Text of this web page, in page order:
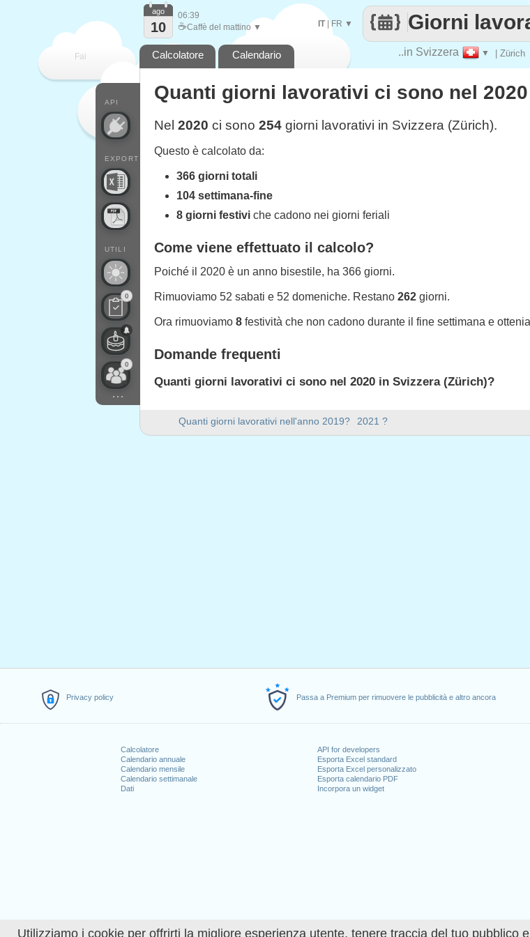
Utilizziamo i cookie per offrirti la migliore esperienza utente, tenere traccia del tuo pubblico
Privacy policy Passa a Premium per rimuovere le pubblicità e altro ancora
Calcolatore
Calendario annuale
Calendario mensile
Calendario settimanale
Dati
API for developers
Esporta Excel standard
Esporta Excel personalizzato
Esporta calendario PDF
Incorpora un widget
Fai
contare
..in Svizzera ▼ | Zürich
Giorni
IT|FR ▼
API
EXPORT
UTILI
0
0
...
ago
10
06:39
☕Caffè del mattino ▼
Calcolatore Calendario
Quanti giorni lavorativi nell'anno 2019? 2021 ?
Quanti giorni lavorativi ci sono nel
Nel 2020 ci sono 254 giorni lavorativi in Svizzera (Zürich).
Questo è calcolato da:
366 giorni totali
104 settimana-fine
8 giorni festivi che cadono nei giorni feriali
Come viene effettuato il calcolo?
Poiché il 2020 è un anno bisestile, ha 366 giorni.
Rimuoviamo 52 sabati e 52 domeniche. Restano 262 giorni.
Ora rimuoviamo 8 festività che non cadono durante il fine settimana e
Domande frequenti
Quanti giorni lavorativi ci sono nel 2020 in Svizzera (Zürich)?
Quanti giorni di fine settimana ci sono nel 2020?
Lunedì di Pentecoste: lunedi, 1 giugno, 2020
: venerdì, 25 dicembre, 2020
1. Festa nazionale svizzera : sabato, 1 agosto, 2020
2. Santo Stefano : sabato, 26 dicembre, 2020